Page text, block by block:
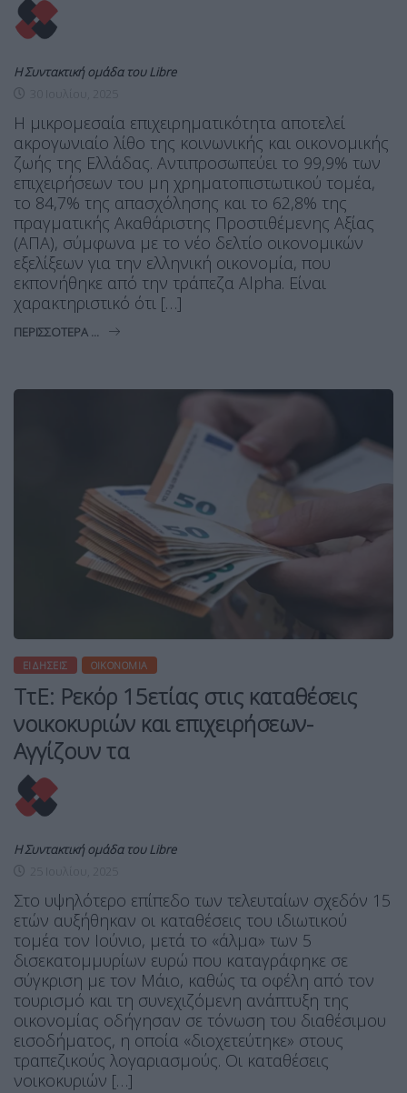
Η Συντακτική ομάδα του Libre
Η μικρομεσαία επιχειρηματικότητα αποτελεί
ακρογωνιαίο λίθο της κοινωνικής και οικονομικής
ζωής της Ελλάδας. Αντιπροσωπεύει το 99,9% των
επιχειρήσεων του μη χρηματοπιστωτικού τομέα,
το 84,7% της απασχόλησης και το 62,8% της
πραγματικής Ακαθάριστης Προστιθέμενης Αξίας
(ΑΠΑ), σύμφωνα με το νέο δελτίο οικονομικών
εξελίξεων για την ελληνική οικονομία, που
εκπονήθηκε από την τράπεζα Alpha. Είναι
χαρακτηριστικό ότι […]
ΠΕΡΙΣΣΌΤΕΡΑ ...
ΕΙΔΉΣΕΙΣ ΟΙΚΟΝΟΜΊΑ
ΤτΕ: Ρεκόρ 15ετίας στις καταθέσεις
νοικοκυριών και επιχειρήσεων-
Αγγίζουν τα
Η Συντακτική ομάδα του Libre
Στο υψηλότερο επίπεδο των τελευταίων σχεδόν 15
ετών αυξήθηκαν οι καταθέσεις του ιδιωτικού
τομέα τον Ιούνιο, μετά το «άλμα» των 5
δισεκατομμυρίων ευρώ που καταγράφηκε σε
σύγκριση με τον Μάιο, καθώς τα οφέλη από τον
τουρισμό και τη συνεχιζόμενη ανάπτυξη της
οικονομίας οδήγησαν σε τόνωση του διαθέσιμου
εισοδήματος, η οποία «διοχετεύτηκε» στους
τραπεζικούς λογαριασμούς. Οι καταθέσεις
νοικοκυριών […]